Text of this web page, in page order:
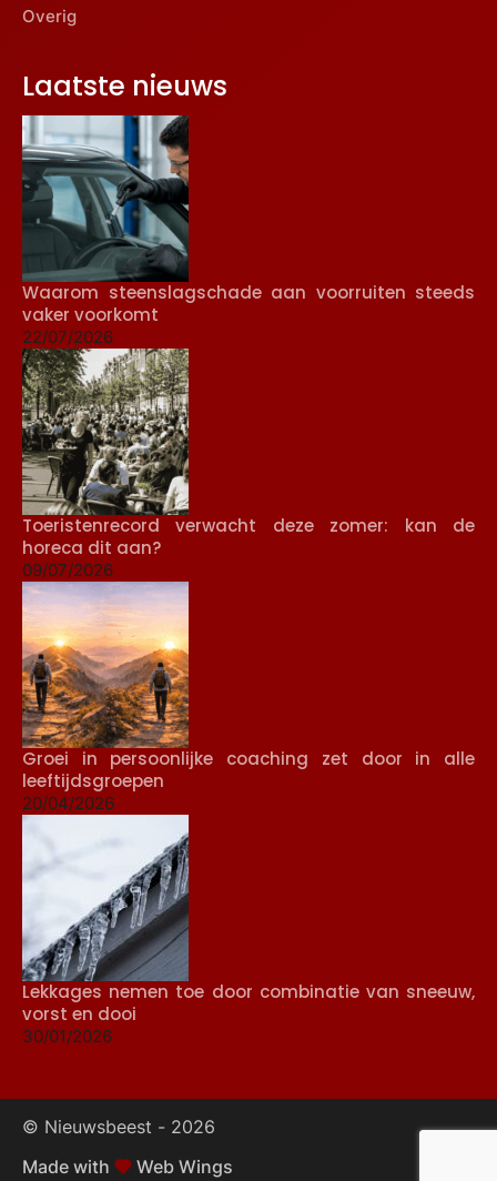
Overig
Laatste nieuws
Waarom steenslagschade aan voorruiten steeds
vaker voorkomt
22/07/2026
Toeristenrecord verwacht deze zomer: kan de
horeca dit aan?
09/07/2026
Groei in persoonlijke coaching zet door in alle
leeftijdsgroepen
20/04/2026
Lekkages nemen toe door combinatie van sneeuw,
vorst en dooi
30/01/2026
© Nieuwsbeest - 2026
Made with
Web Wings